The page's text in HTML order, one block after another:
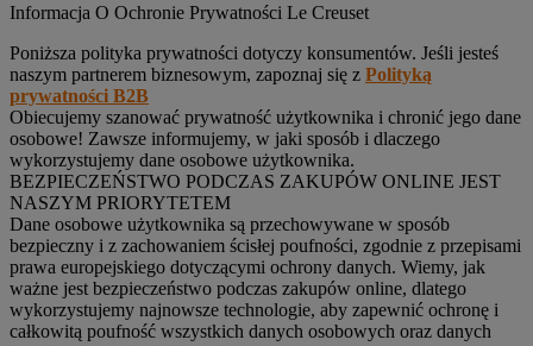
Informacja O Ochronie Prywatności Le Creuset
Poniższa polityka prywatności dotyczy konsumentów. Jeśli jesteś
naszym partnerem biznesowym, zapoznaj się z Polityką
prywatności B2B
Obiecujemy szanować prywatność użytkownika i chronić jego dane
osobowe! Zawsze informujemy, w jaki sposób i dlaczego
wykorzystujemy dane osobowe użytkownika.
BEZPIECZEŃSTWO PODCZAS ZAKUPÓW ONLINE JEST
NASZYM PRIORYTETEM
Dane osobowe użytkownika są przechowywane w sposób
bezpieczny i z zachowaniem ścisłej poufności, zgodnie z przepisami
prawa europejskiego dotyczącymi ochrony danych. Wiemy, jak
ważne jest bezpieczeństwo podczas zakupów online, dlatego
wykorzystujemy najnowsze technologie, aby zapewnić ochronę i
całkowitą poufność wszystkich danych osobowych oraz danych